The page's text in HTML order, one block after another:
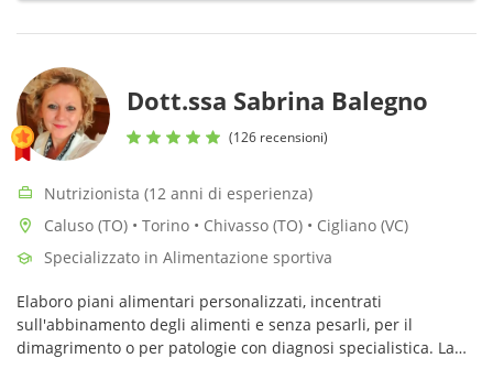
Dott.ssa Sabrina Balegno
(126 recensioni)
Nutrizionista (12 anni di esperienza)
Caluso (TO) • Torino • Chivasso (TO) • Cigliano (VC)
Specializzato in Alimentazione sportiva
Elaboro piani alimentari personalizzati, incentrati
sull'abbinamento degli alimenti e senza pesarli, per il
dimagrimento o per patologie con diagnosi specialistica. La